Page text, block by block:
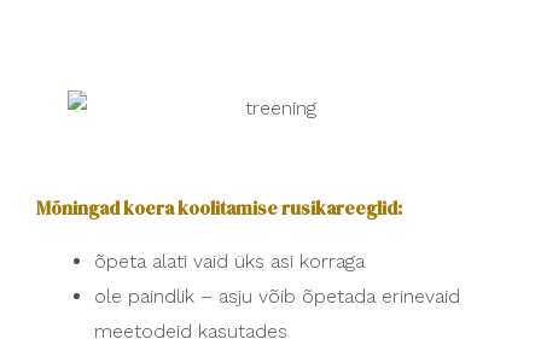
Mõningad koera koolitamise rusikareeglid:
õpeta alati vaid üks asi korraga
ole paindlik – asju võib õpetada erinevaid
meetodeid kasutades